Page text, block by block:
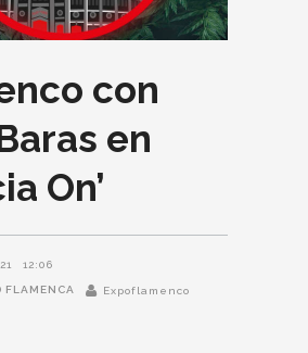
con
en
On’
12:06
FLAMENCA Expoflamenco